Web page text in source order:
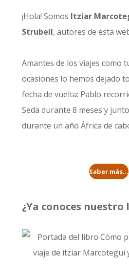
¡Hola! Somos Itziar
Strubell, autores de esta
Amantes de los viajes como
ocasiones lo hemos dejado
fecha de vuelta: Pablo
Seda durante 8 meses y
durante un año África de
Saber más...
¿Ya conoces nuestro